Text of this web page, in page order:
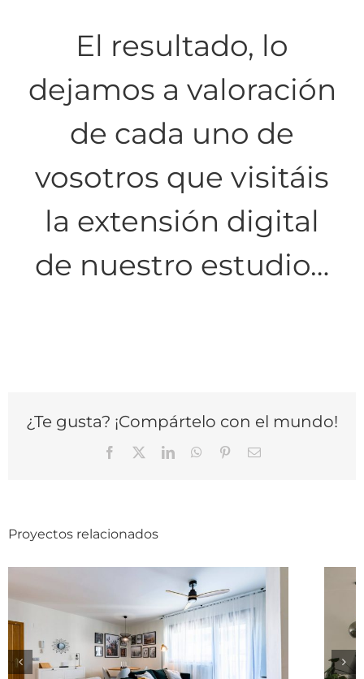
El resultado, lo
dejamos a valoración
de cada uno de
vosotros que visitáis
la extensión digital
de nuestro estudio…
¿Te gusta? ¡Compártelo con el mundo!
Facebook LinkedInWhatsApp
PinterestCorreo
Proyectos relacionados
Diseño e interiorismo de